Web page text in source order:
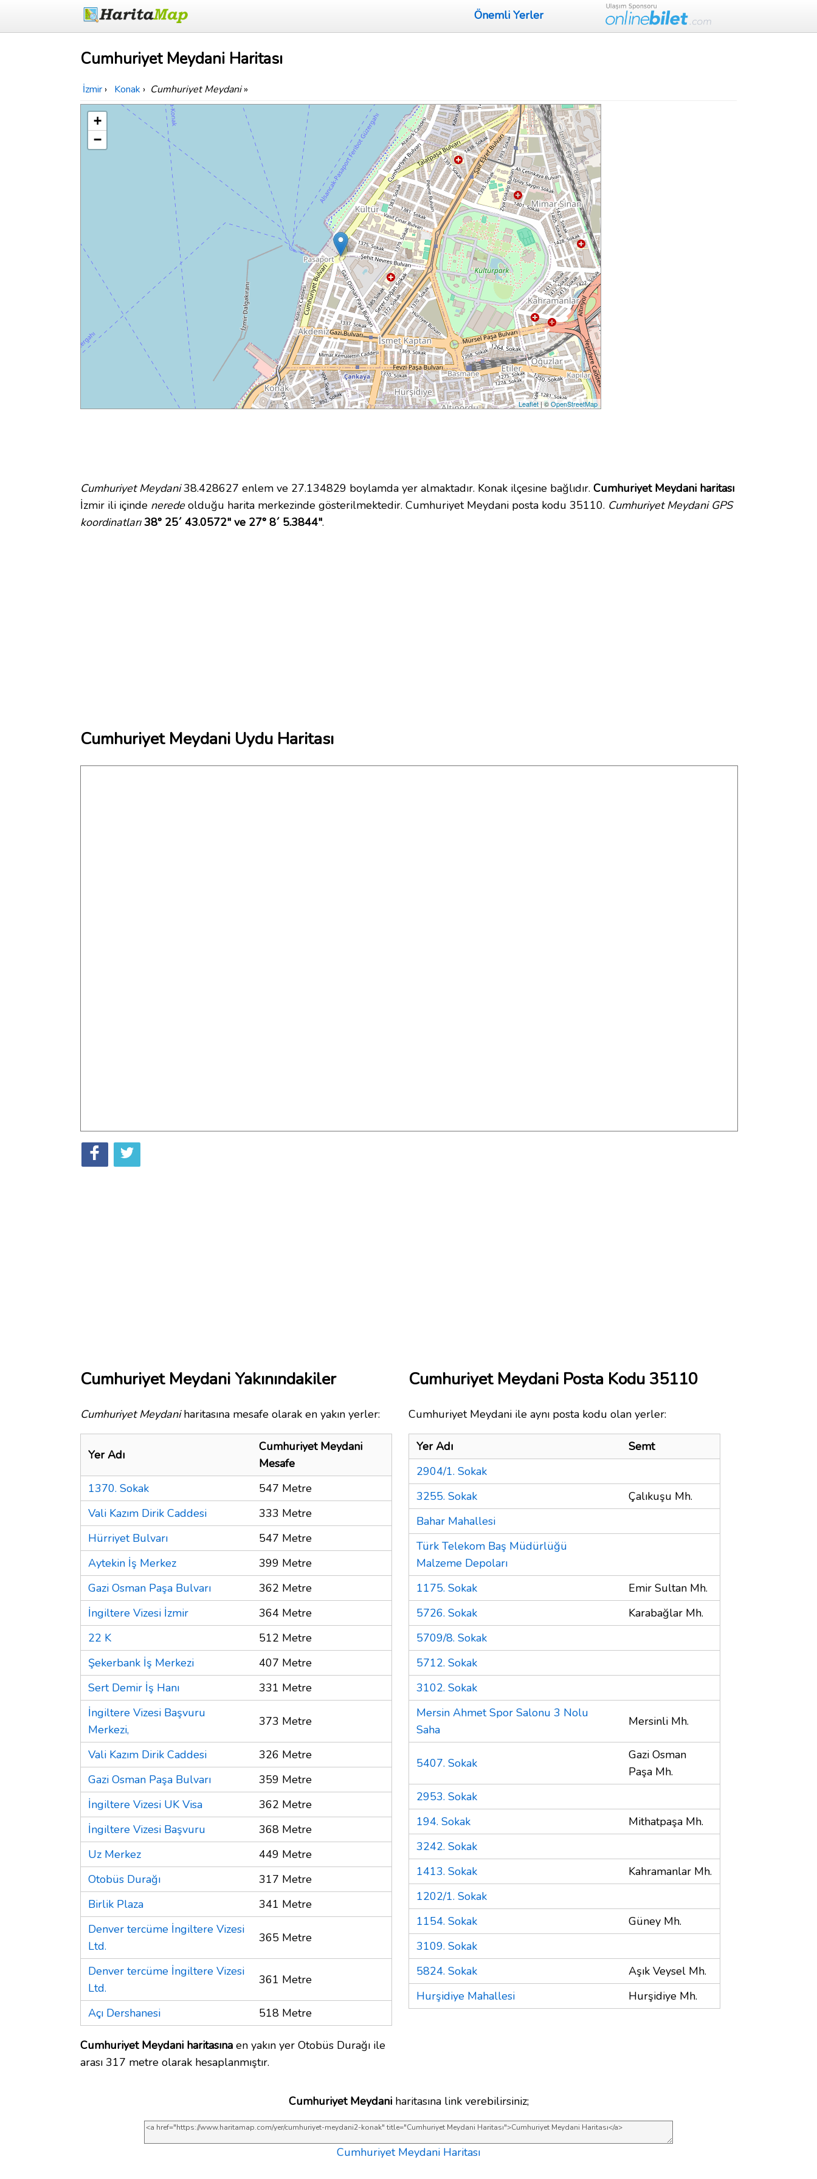
Önemli Yerler
Cumhuriyet Meydani Haritası
İzmir › Konak › Cumhuriyet Meydani»
+
−
Leaflet | ©OpenStreetMap
Cumhuriyet Meydani38.428627 enlem ve 27.134829 boylamda yer almaktadır. Konak ilçesine bağlıdır. Cumhuriyet Meydani haritası
İzmir ili içinde neredeolduğu harita merkezinde gösterilmektedir. Cumhuriyet Meydani posta kodu 35110. Cumhuriyet Meydani GPS
koordinatları 38° 25´ 43.0572" ve 27° 8´ 5.3844".
Cumhuriyet Meydani Uydu Haritası
Cumhuriyet Meydani Yakınındakiler
Cumhuriyet Meydaniharitasına mesafe olarak en yakın yerler:
Yer Adı
Cumhuriyet Meydani
Mesafe
1370. Sokak
547 Metre
Vali Kazım Dirik Caddesi
333 Metre
Hürriyet Bulvarı
547 Metre
Aytekin İş Merkez
399 Metre
Gazi Osman Paşa Bulvarı
362 Metre
İngiltere Vizesi İzmir
364 Metre
22 K
512 Metre
Şekerbank İş Merkezi
407 Metre
Sert Demir İş Hanı
331 Metre
İngiltere Vizesi Başvuru
Merkezi,
373 Metre
Vali Kazım Dirik Caddesi
326 Metre
Gazi Osman Paşa Bulvarı
359 Metre
İngiltere Vizesi UK Visa
362 Metre
İngiltere Vizesi Başvuru
368 Metre
Uz Merkez
449 Metre
Otobüs Durağı
317 Metre
Birlik Plaza
341 Metre
Denver tercüme İngiltere Vizesi
Ltd.
365 Metre
Denver tercüme İngiltere Vizesi
Ltd.
361 Metre
Açı Dershanesi 518 Metre
Cumhuriyet Meydani haritasına en yakın yer Otobüs Durağı ile
arası 317 metre olarak hesaplanmıştır.
Cumhuriyet Meydani Posta Kodu 35110
Cumhuriyet Meydani ile aynı posta kodu olan yerler:
Yer Adı
Semt
2904/1. Sokak
3255. Sokak
Çalıkuşu Mh.
Bahar Mahallesi
Türk Telekom Baş Müdürlüğü
Malzeme Depoları
1175. Sokak
Emir Sultan Mh.
5726. Sokak
Karabağlar Mh.
5709/8. Sokak
5712. Sokak
3102. Sokak
Mersin Ahmet Spor Salonu 3 Nolu
Saha
Mersinli Mh.
5407. Sokak
Gazi Osman
Paşa Mh.
2953. Sokak
194. Sokak
Mithatpaşa Mh.
3242. Sokak
1413. Sokak
Kahramanlar Mh.
1202/1. Sokak
1154. Sokak
Güney Mh.
3109. Sokak
5824. Sokak
Aşık Veysel Mh.
Hurşidiye Mahallesi
Hurşidiye Mh.
Cumhuriyet Meydaniharitasına link verebilirsiniz;
Cumhuriyet Meydani Haritası